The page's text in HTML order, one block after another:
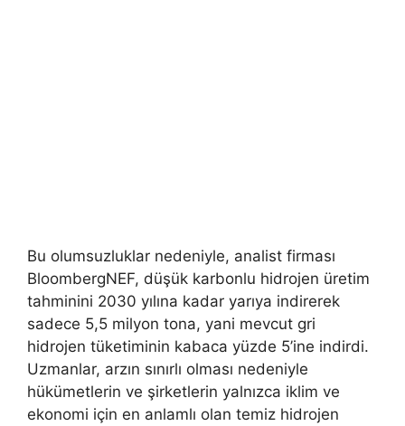
Bu olumsuzluklar nedeniyle, analist firması
BloombergNEF, düşük karbonlu hidrojen üretim
tahminini 2030 yılına kadar yarıya indirerek
sadece 5,5 milyon tona, yani mevcut gri
hidrojen tüketiminin kabaca yüzde 5’ine indirdi.
Uzmanlar, arzın sınırlı olması nedeniyle
hükümetlerin ve şirketlerin yalnızca iklim ve
ekonomi için en anlamlı olan temiz hidrojen